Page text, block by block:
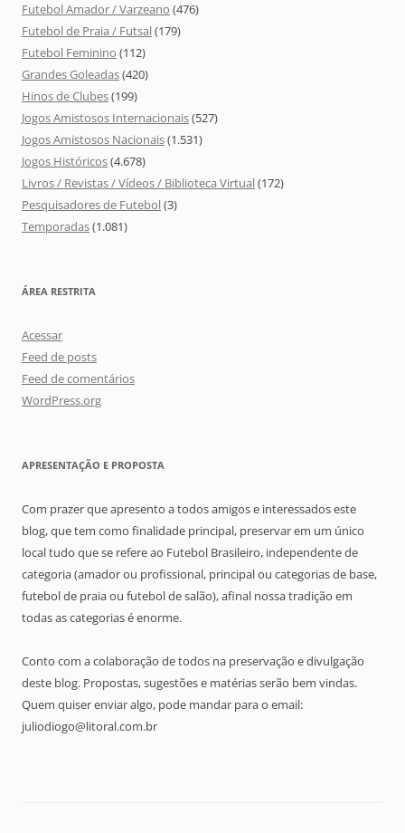
Futebol Amador / Varzeano (476)
Futebol de Praia / Futsal(179)
Futebol Feminino (112)
Grandes Goleadas(420)
Hinos de Clubes(199)
Jogos Amistosos Internacionais(527)
Jogos Amistosos Nacionais(1.531)
Jogos Históricos(4.678)
Livros / Revistas / Vídeos / Biblioteca Virtual(172)
Pesquisadores de Futebol(3)
Temporadas(1.081)
ÁREA RESTRITA
Acessar
Feed de posts
Feed de comentários
WordPress.org
APRESENTAÇÃO E PROPOSTA
Com prazer que apresento a todos amigos e interessados este
blog, que tem como finalidade principal, preservar em um único
local tudo que se refere ao Futebol Brasileiro, independente de
categoria (amador ou profissional, principal ou categorias de base,
futebol de praia ou futebol de salão), afinal nossa tradição em
todas as categorias é enorme.
Conto com a colaboração de todos na preservação e divulgação
deste blog. Propostas, sugestões e matérias serão bem vindas.
Quem quiser enviar algo, pode mandar para o email:
juliodiogo@litoral.com.br